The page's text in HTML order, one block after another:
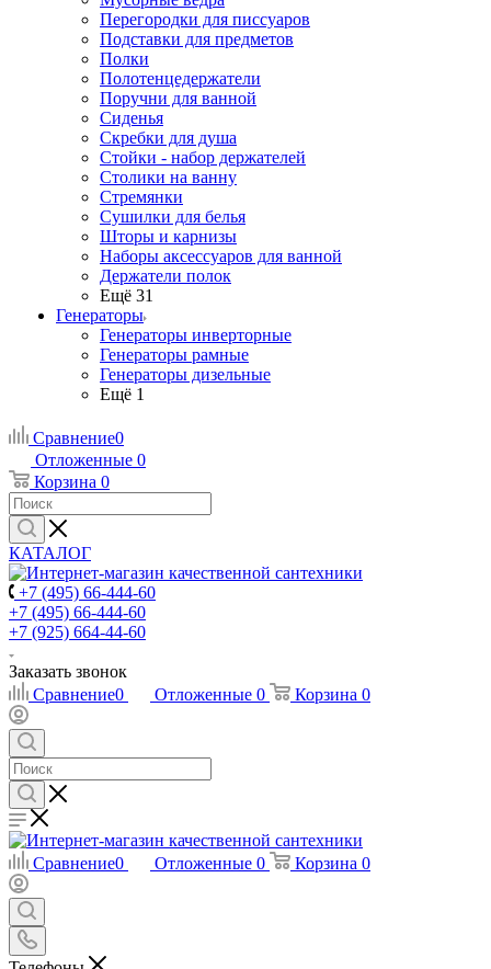
Перегородки для писсуаров
Подставки для предметов
Полки
Полотенцедержатели
Поручни для ванной
Сиденья
Скребки для душа
Стойки - набор держателей
Столики на ванну
Стремянки
Сушилки для белья
Шторы и карнизы
Наборы аксессуаров для ванной
Держатели полок
Ещё 31
Генераторы
Генераторы инверторные
Генераторы рамные
Генераторы дизельные
Ещё 1
Сравнение0
Отложенные 0
Корзина 0
КАТАЛОГ
+7 (495) 66-444-60
+7 (495) 66-444-60
+7 (925) 664-44-60
Заказать звонок
Сравнение0 Отложенные 0 Корзина 0
Сравнение0 Отложенные 0 Корзина 0